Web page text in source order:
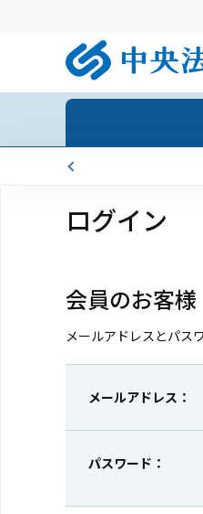
ログイン
会員のお客様
メールアドレスとパス
メールアドレス：
パスワード：